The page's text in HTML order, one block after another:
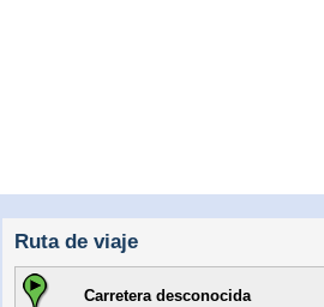
Ruta de viaje
Carretera desconocida